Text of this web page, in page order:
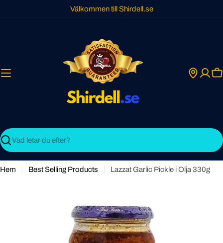
to
Välkommen till Shirdell.se
Search
Hem Best Selling Products Lazzat Garlic Pickle i Olja 330g